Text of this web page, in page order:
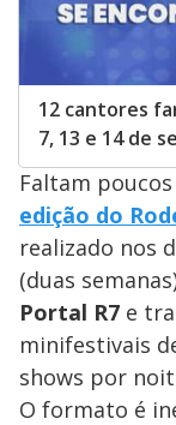
12 cantores
7, 13 e 14 de
Faltam
edição do
realizado nos
(duas
Portal R7 e
minifestivais
shows por
O formato é